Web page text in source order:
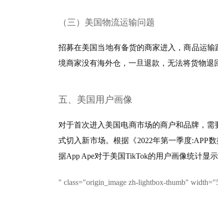
（三）美国物流运输问题
招募在美国当地有备货的商家进入，商品运
境商家没有海外仓，一旦退款，无法将货物
五、美国用户画像
对于首次进入美国电商市场的商户和品牌，
式切入新市场。根据《2022年第一季度:APP
据App Ape对于美国TikTok的用户画像统计显
" class="origin_image zh-lightbox-thumb"